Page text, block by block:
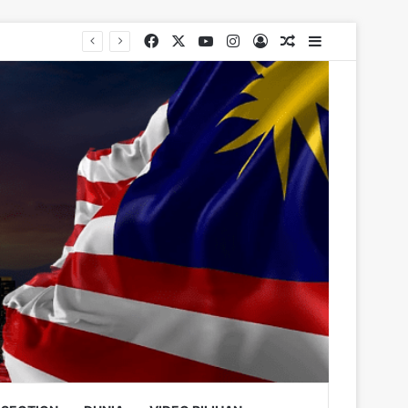
Facebook YouTubeInstagram
Log InRandom Article